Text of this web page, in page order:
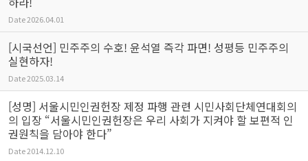
Date2026.04.01
[시국선언] 민주주의 수호! 윤석열 즉각 파면! 성평등 민주주의
실현하자!
Date2025.03.14
[성명] 서울시민인권헌장 제정 파행 관련 시민사회단체연대회의
의 입장 “서울시민인권헌장은 우리 사회가 지켜야 할 보편적 인
권원칙을 담아야 한다”
Date2014.12.10